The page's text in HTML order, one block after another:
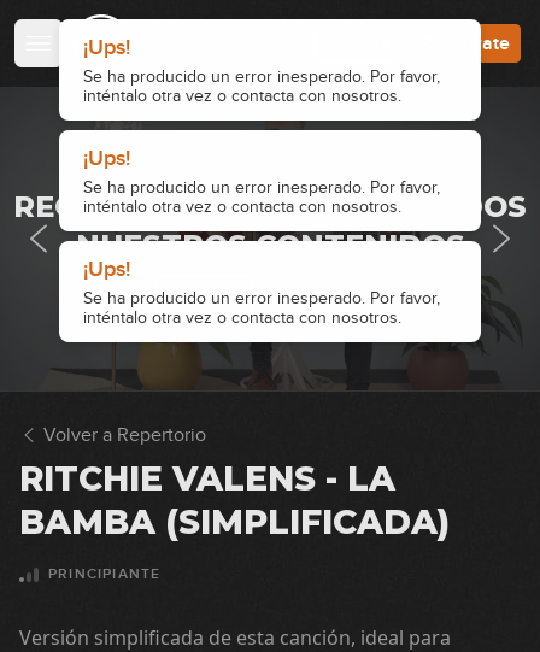
¡Ups!
Se ha producido un error inesperado. Por favor,
inténtalo otra vez o contacta con nosotros.
¡Ups!
Se ha producido un error inesperado. Por favor,
inténtalo otra vez o contacta con nosotros.
¡Ups!
Se ha producido un error inesperado. Por favor,
inténtalo otra vez o contacta con nosotros.
Regístrate
REGÍSTRATE Y ACCEDE A TODOS
NUESTROS CONTENIDOS
Accede Regístrate
Volver a Repertorio
RITCHIE VALENS - LA
BAMBA (SIMPLIFICADA)
PRINCIPIANTE
Versión simplificada de esta canción, ideal para
08:44
(simplificada)
13:23
(simplificada)
05:26
(simplificada)
08:10
Oasis - Don't Look Back in Anger
05:39
Alaska y Dinarama - A quien le
importa (simplificada)